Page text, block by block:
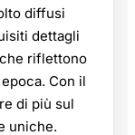
diffusi
dettagli
riflettono
Con il
di più sul
uniche.